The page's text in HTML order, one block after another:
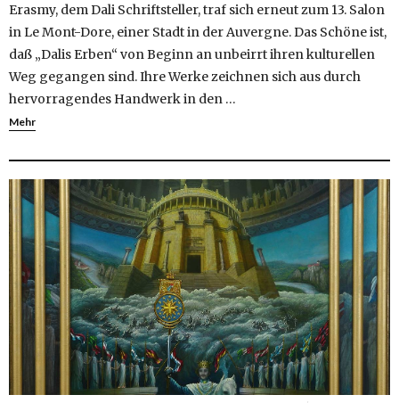
Erasmy, dem Dali Schriftsteller, traf sich erneut zum 13. Salon
in Le Mont-Dore, einer Stadt in der Auvergne. Das Schöne ist,
daß „Dalis Erben“ von Beginn an unbeirrt ihren kulturellen
Weg gegangen sind. Ihre Werke zeichnen sich aus durch
hervorragendes Handwerk in den …
Mehr